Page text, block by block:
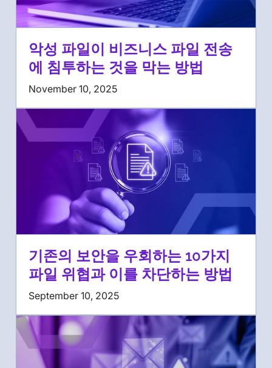
악성 파일이 비즈니스 파일 전송
에 침투하는 것을 막는 방법
November 10, 2025
기존의 보안을 우회하는 10가지
파일 위협과 이를 차단하는 방법
September 10, 2025